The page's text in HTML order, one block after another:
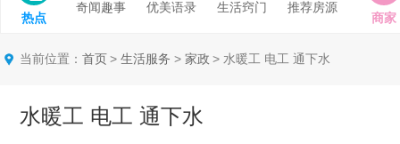
奇闻趣事
优美语录 生活窍门 推荐房源
热点 商家
当前位置： 首页 > 生活服务 > 家政 > 水暖工 电工 通下水
水暖工 电工 通下水